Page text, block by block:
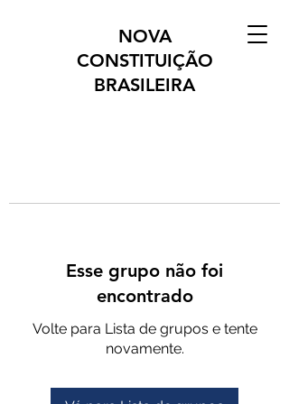
NOVA
CONSTITUIÇÃO
BRASILEIRA
Esse grupo não foi
encontrado
Volte para Lista de grupos e tente
novamente.